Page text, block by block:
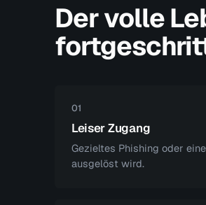
Der volle
01
Leiser Zugang
Gezieltes Phishing oder
ausgelöst wird.